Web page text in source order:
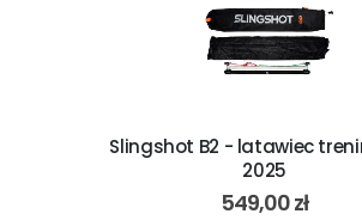
Slingshot B2 - latawiec
2025
549,00zł